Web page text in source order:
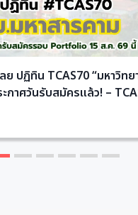
ย ปฏิทิน TCAS70 “มหาวิทย
ะกาศวันรับสมัครแล้ว! –
3 4 5 6